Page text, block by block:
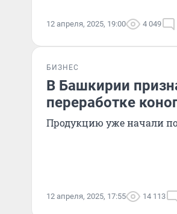
12 апреля, 2025, 19:00 4 049
БИЗНЕС
В Башкирии
переработке
Продукцию уже начали
12 апреля, 2025, 17:55 14 113